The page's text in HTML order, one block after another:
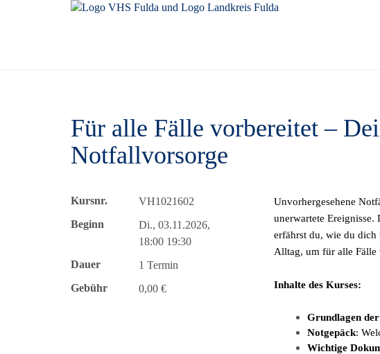
Für alle Fälle vorbereitet –
Notfallvorsorge
Kursnr.
VH1021602
Beginn
Di., 03.11.2026,
18:00 19:30
Dauer
1 Termin
Gebühr
0,00 €
Unvorhergesehene
unerwartete
erfährst du, wie du
Alltag, um für alle Fälle
Inhalte des Kurses:
Grundlagen
Notgepäck:
Wichtige